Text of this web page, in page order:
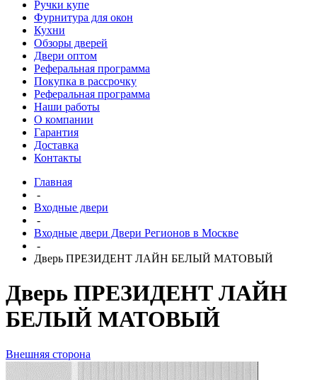
Ручки купе
Фурнитура для окон
Кухни
Обзоры дверей
Двери оптом
Реферальная программа
Покупка в рассрочку
Реферальная программа
Наши работы
О компании
Гарантия
Доставка
Контакты
Главная
-
Входные двери
-
Входные двери Двери Регионов в Москве
-
Дверь ПРЕЗИДЕНТ ЛАЙН БЕЛЫЙ МАТОВЫЙ
Дверь ПРЕЗИДЕНТ ЛАЙН
БЕЛЫЙ МАТОВЫЙ
Внешняя сторона